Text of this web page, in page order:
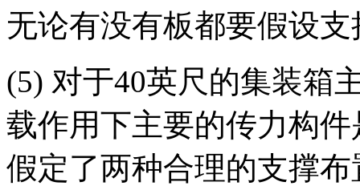
无论有没有板都要假设支
(5) 对于40英尺的集装箱
载作用下主要的传力构
假定了两种合理的支撑